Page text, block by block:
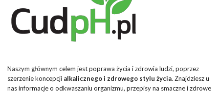
Naszym głównym celem jest poprawa życia i zdrowia ludzi, poprzez
szerzenie koncepcji alkalicznego i zdrowego stylu życia. Znajdziesz u
nas informacje o odkwaszaniu organizmu, przepisy na smaczne i zdrowe